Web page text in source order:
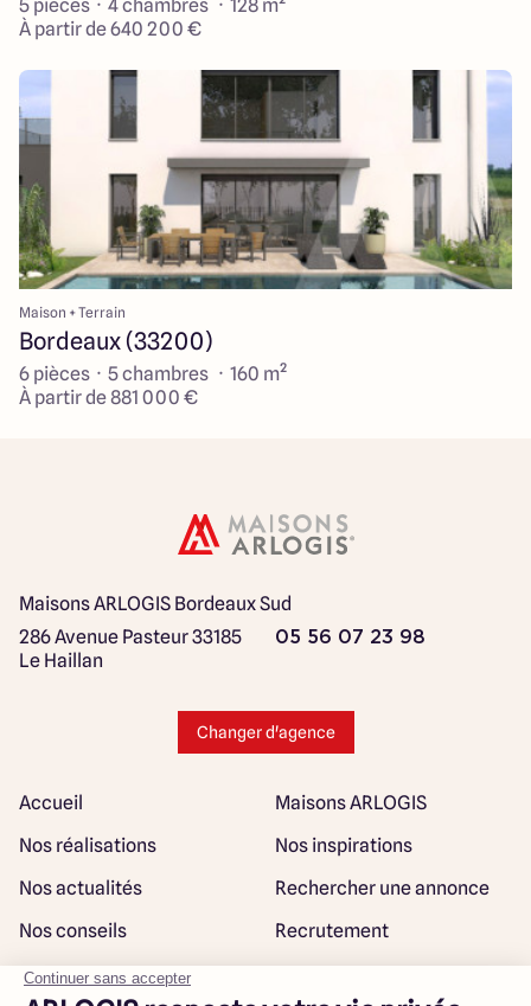
5 pièces · 4 chambres · 128 m²
À partir de 640 200 €
Maison + Terrain
Bordeaux (33200)
6 pièces · 5 chambres · 160 m²
À partir de 881 000 €
Maisons ARLOGIS Bordeaux Sud
286 Avenue Pasteur33185
Le Haillan
05 56 07 23 98
Changer d'agence
Accueil
Maisons ARLOGIS
Nos réalisations
Nos inspirations
Nos actualités
Rechercher une annonce
Nos conseils
Recrutement
Rejoindre notre réseau